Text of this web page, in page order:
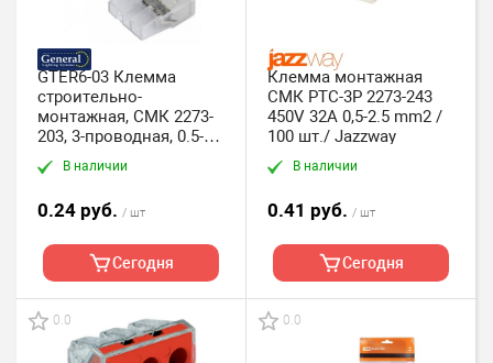
GTER6-03 Клемма
строительно-
монтажная, СМК 2273-
203, 3-проводная, 0.5-
2.5 мм2 General, упак.
200 шт.В наличии
0.24 руб. / шт
Сегодня
Клемма монтажная
СМК PTC-3P 2273-243
450V 32A 0,5-2.5 mm2 /
100 шт./ Jazzway
В наличии
0.41 руб. / шт
Сегодня
0.0 0.0